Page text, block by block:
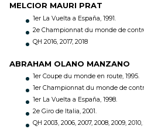
MELCIOR MAURI PRAT
1er La Vuelta a España, 1991.
2e Championnat du monde de
QH 2016, 2017, 2018
ABRAHAM OLANO MANZANO
1er Coupe du monde en route, 1995.
1er Championnat du monde de
1er La Vuelta a España, 1998.
2e Giro de Italia, 2001.
QH 2003, 2006, 2007, 2008, 2009, 2010,